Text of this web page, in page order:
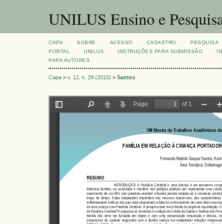
UNILUS Ensino e
CAPA SOBRE ACESSO CADASTRO
PESQUISA
PORTAL
UNILUS INSTRUÇÕES PARA SUBMISSÃO
PARA AUTORES
Capa > v. 12, n. 28 (2015) > Santos